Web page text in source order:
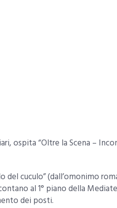
ospita “Oltre la Scena –
del cuculo” (dall’omonimo
al 1° piano della
dei posti.